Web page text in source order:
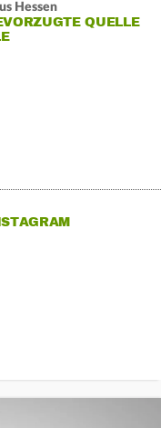
Hessen
QUELLE